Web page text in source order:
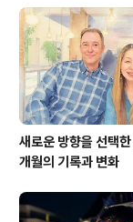
어 내고 있었네요. 이런
는 생각이 들어요. 초콜
이었습니다. 맛있는 음료
추억을 남겨다 준 음료가 ..
새로운 방향을 선택
개월의 기록과 변화